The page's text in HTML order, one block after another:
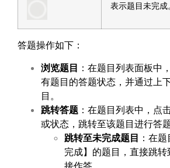
表示题目未完成
答题操作如下：
浏览题目 ：在题目列表面板中
有题目的答题状态，并通过上
目。
跳转答题 ：在题目列表中，点
或状态，跳转至该题目进行答题
跳转至未完成题目 ：在
完成】的题目，直接跳
接作答。